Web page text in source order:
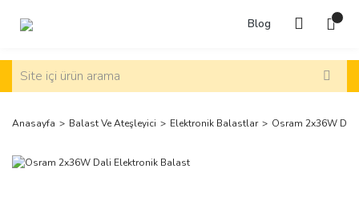
Blog
Anasayfa Balast Ve Ateşleyici Elektronik Balastlar Osram 2x36W